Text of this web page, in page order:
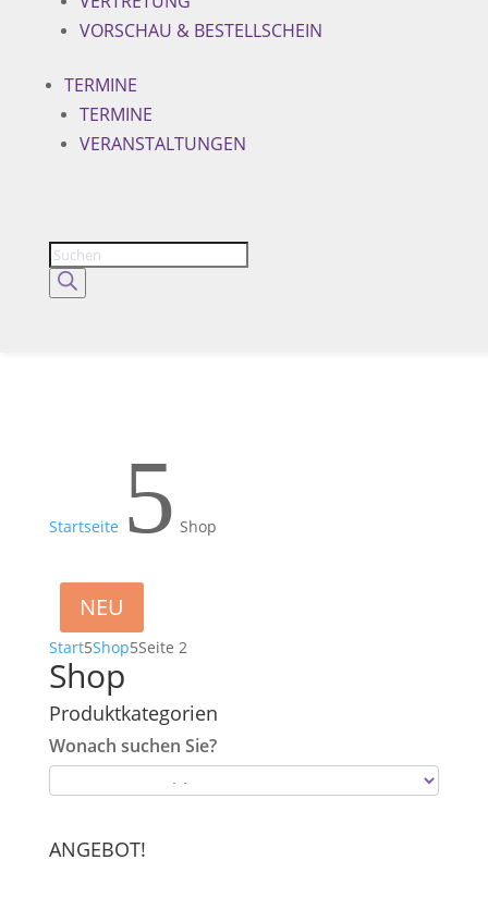
VORSCHAU & BESTELLSCHEIN
TERMINE
TERMINE
VERANSTALTUNGEN
Products
search
Startseite 5 Shop
Start5Shop5Seite 2
Shop
Produktkategorien
Wonach suchen Sie?
ANGEBOT!
NEU